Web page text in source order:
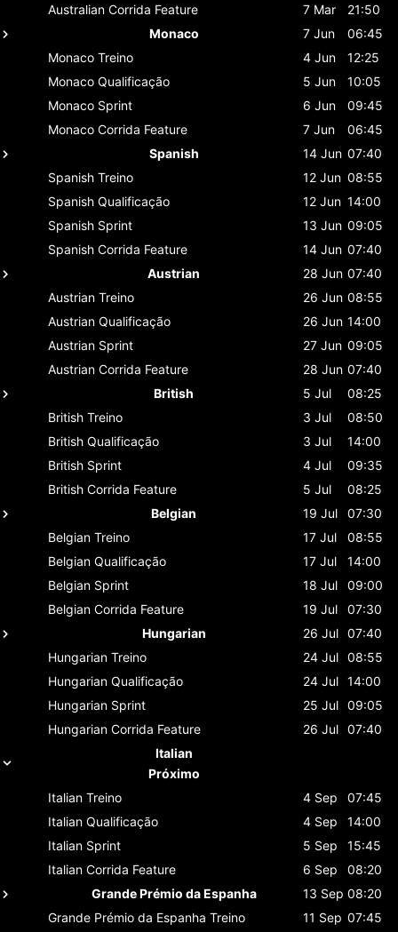
Australian Corrida Feature 7 Mar
21:50
Monaco
7 Jun
06:45
Monaco Treino 4 Jun
12:25
Monaco Qualificação 5 Jun
10:05
Monaco Sprint 6 Jun
09:45
Monaco Corrida Feature 7 Jun
06:45
Spanish
14 Jun 07:40
Spanish Treino 12 Jun 08:55
Spanish Qualificação 12 Jun 14:00
Spanish Sprint 13 Jun 09:05
Spanish Corrida Feature 14 Jun 07:40
Austrian
28 Jun 07:40
Austrian Treino 26 Jun 08:55
Austrian Qualificação 26 Jun 14:00
Austrian Sprint 27 Jun 09:05
Austrian Corrida Feature 28 Jun 07:40
British
5 Jul
08:25
British Treino 3 Jul
08:50
British Qualificação 3 Jul
14:00
British Sprint 4 Jul
09:35
British Corrida Feature 5 Jul
08:25
Belgian
19 Jul
07:30
Belgian Treino 17 Jul
08:55
Belgian Qualificação 17 Jul
14:00
Belgian Sprint 18 Jul
09:00
Belgian Corrida Feature 19 Jul
07:30
Hungarian
26 Jul 07:40
Hungarian Treino 24 Jul 08:55
Hungarian Qualificação 24 Jul 14:00
Hungarian Sprint 25 Jul 09:05
Hungarian Corrida Feature 26 Jul 07:40
Italian
Próximo
Italian Treino 4 Sep
07:45
Italian Qualificação 4 Sep
14:00
Italian Sprint 5 Sep
15:45
Italian Corrida Feature 6 Sep
08:20
Grande Prémio da Espanha
13 Sep 08:20
Grande Prémio da Espanha Treino 11 Sep 07:45